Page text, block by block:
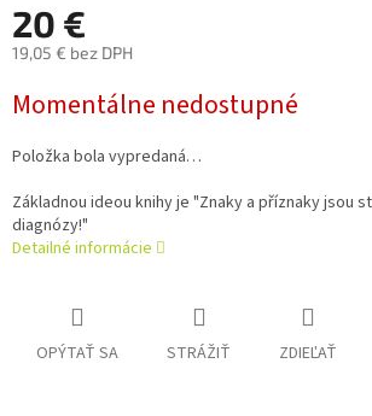
20 €
19,05 € bez DPH
cena:
Momentálne nedostupné
Položka bola vypredaná…
Základnou ideou knihy je "Znaky a příznaky jsou
diagnózy!"
Detailné informácie
OPÝTAŤ SA STRÁŽIŤ ZDIEĽAŤ